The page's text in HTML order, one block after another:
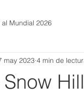
al Mundial 2026
may 2023 4 min de